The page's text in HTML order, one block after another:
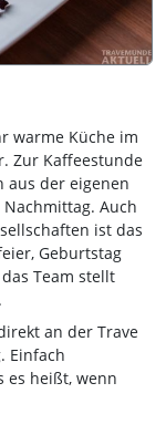
warme Küche im
Zur Kaffeestunde
aus der eigenen
Auch
ist das
Geburtstag
Team stellt
an der Trave
Einfach
es heißt, wenn